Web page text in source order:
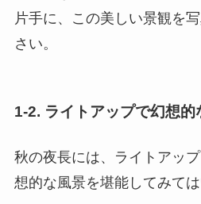
片手に、この美しい景観を
さい。
1-2. ライトアップで幻想的
秋の夜長には、ライトアッ
想的な風景を堪能してみては